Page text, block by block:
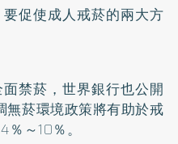
促使成人戒菸的兩大方
禁菸，世界銀行也公開
無菸環境政策將有助於戒
～10％。